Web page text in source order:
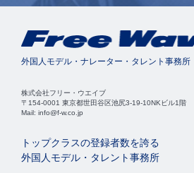
外国人モデル・ナレーター・タレント事務所
株式会社フリー・ウエイブ
〒154-0001 東京都世田谷区池尻3-19-10NKビル1階
Mail: info@f-w.co.jp
トップクラスの登録者数を誇る
外国人モデル・タレント事務所